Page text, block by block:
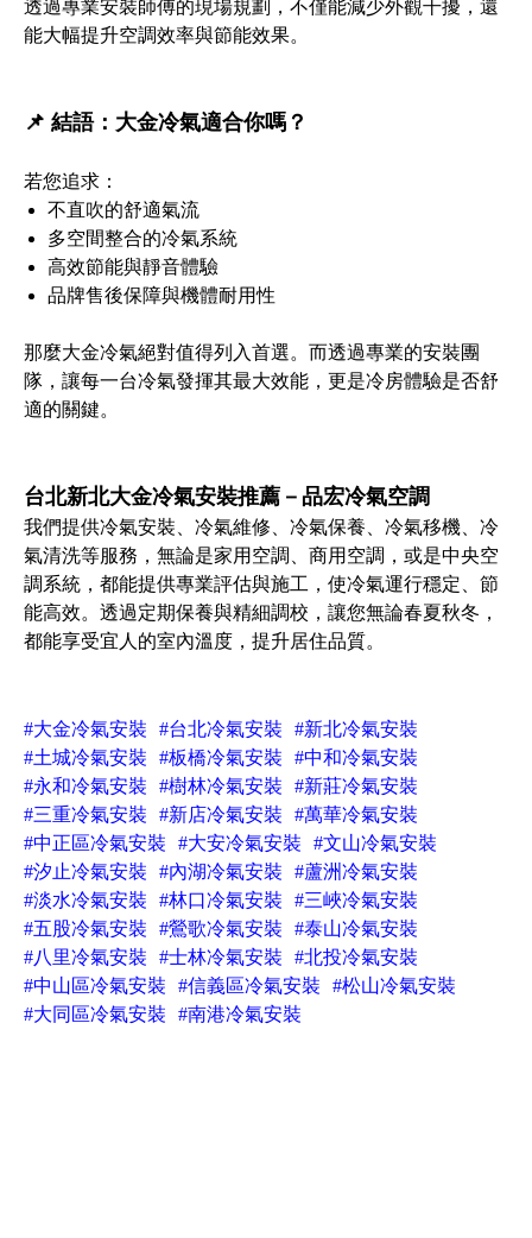
透過專業安裝師傅的現場規劃，不僅能減少外觀干擾，還
能大幅提升空調效率與節能效果。
📌 結語：大金冷氣適合你嗎？
若您追求：
不直吹的舒適氣流
多空間整合的冷氣系統
高效節能與靜音體驗
品牌售後保障與機體耐用性
那麼大金冷氣絕對值得列入首選。而透過專業的安裝團
隊，讓每一台冷氣發揮其最大效能，更是冷房體驗是否舒
適的關鍵。
台北新北大金冷氣安裝推薦－品宏冷氣空調
我們提供冷氣安裝、冷氣維修、冷氣保養、冷氣移機、冷
氣清洗等服務，無論是家用空調、商用空調，或是中央空
調系統，都能提供專業評估與施工，使冷氣運行穩定、節
能高效。透過定期保養與精細調校，讓您無論春夏秋冬，
都能享受宜人的室內溫度，提升居住品質。
#大金冷氣安裝 #台北冷氣安裝
#新北冷氣安裝
#土城冷氣安裝
#板橋冷氣安裝
#中和冷氣安裝
#永和冷氣安裝
#樹林冷氣安裝
#新莊冷氣安裝
#三重冷氣安裝
#新店冷氣安裝
#萬華冷氣安裝
#中正區冷氣安裝
#大安冷氣安裝
#文山冷氣安裝
#汐止冷氣安裝
#內湖冷氣安裝
#蘆洲冷氣安裝
#淡水冷氣安裝
#林口冷氣安裝
#三峽冷氣安裝
#五股冷氣安裝
#鶯歌冷氣安裝
#泰山冷氣安裝
#八里冷氣安裝
#士林冷氣安裝
#北投冷氣安裝
#中山區冷氣安裝
#信義區冷氣安裝
#松山冷氣安裝
#大同區冷氣安裝
#南港冷氣安裝